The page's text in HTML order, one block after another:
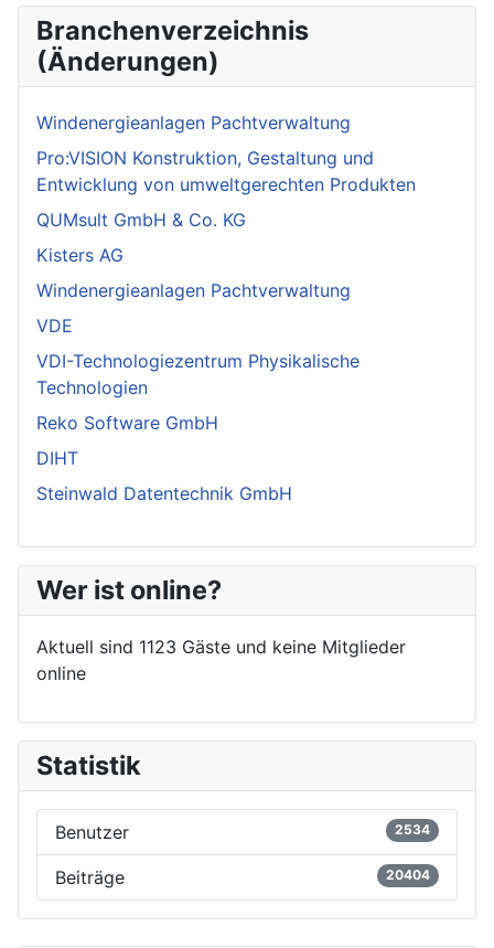
Branchenverzeichnis
(Änderungen)
Windenergieanlagen Pachtverwaltung
Pro:VISION Konstruktion, Gestaltung und
Entwicklung von umweltgerechten Produkten
QUMsult GmbH & Co. KG
Kisters AG
Windenergieanlagen Pachtverwaltung
VDE
VDI-Technologiezentrum Physikalische
Technologien
Reko Software GmbH
DIHT
Steinwald Datentechnik GmbH
Wer ist online?
Aktuell sind 1123 Gäste und keine Mitglieder
online
Statistik
Benutzer 2534
Beiträge 20404